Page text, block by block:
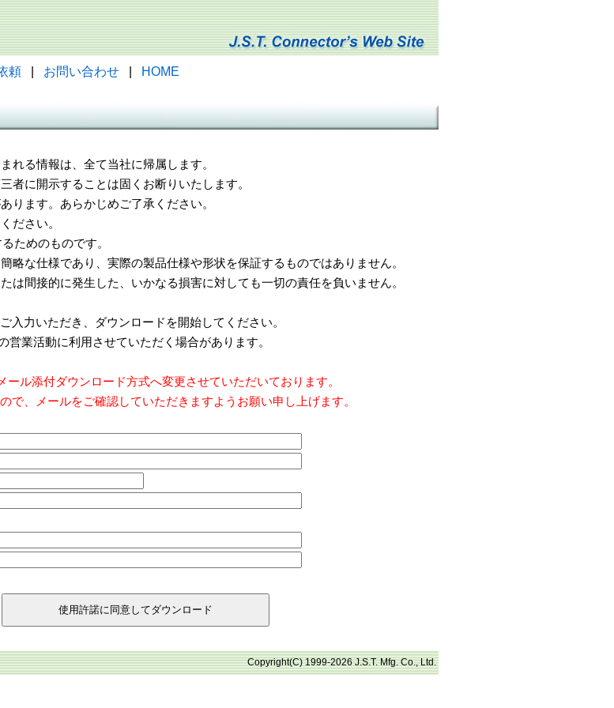
頼 お問い合わせ HOME
れる情報は、全て当社に帰属します。
者に開示することは固くお断りいたします。
ります。あらかじめご了承ください。
ださい。
ためのものです。
な仕様であり、実際の製品仕様や形状を保証するものではありません。
間接的に発生した、いかなる損害に対しても一切の責任を負いません。
入力いただき、ダウンロードを開始してください。
業活動に利用させていただく場合があります。
ル添付ダウンロード方式へ変更させていただいております。
で、メールをご確認していただきますようお願い申し上げます。
Copyright(C) 1999-2026 J.S.T. Mfg. Co., Ltd.